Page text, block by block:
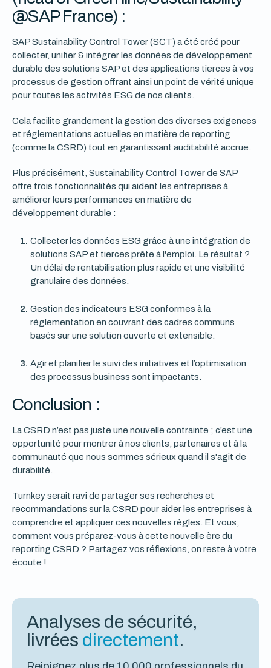
@SAP France) :
SAP Sustainability Control Tower (SCT) a été créé pour
collecter, unifier & intégrer les données de développement
durable des solutions SAP et des applications tierces à vos
processus de gestion offrant ainsi un point de vérité unique
pour toutes les activités ESG de nos clients.
Cela facilite grandement la gestion des diverses exigences
et réglementations actuelles en matière de reporting
(comme la CSRD) tout en garantissant auditabilité accrue.
Plus précisément, Sustainability Control Tower de SAP
offre trois fonctionnalités qui aident les entreprises à
améliorer leurs performances en matière de
développement durable :
Collecter les données ESG grâce à une intégration de
solutions SAP et tierces prête à l'emploi. Le résultat ?
Un délai de rentabilisation plus rapide et une visibilité
granulaire des données.
Gestion des indicateurs ESG conformes à la
réglementation en couvrant des cadres communs
basés sur une solution ouverte et extensible.
Agir et planifier le suivi des initiatives et l’optimisation
des processus business sont impactants.
Conclusion :
La CSRD n’est pas juste une nouvelle contrainte ; c’est une
opportunité pour montrer à nos clients, partenaires et à la
communauté que nous sommes sérieux quand il s'agit de
durabilité.
Turnkey serait ravi de partager ses recherches et
recommandations sur la CSRD pour aider les entreprises à
comprendre et appliquer ces nouvelles règles. Et vous,
comment vous préparez-vous à cette nouvelle ère du
reporting CSRD ? Partagez vos réflexions, on reste à votre
écoute !
Analyses de sécurité,
livrées directement.